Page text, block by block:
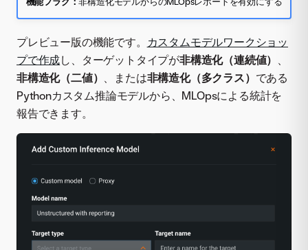
プレビュー版の機能です。
カスタムモデルワークショッ
プで作成し、ターゲットタイプが非構造化（連続値） 、
非構造化（二値） 、または非構造化（多クラス） である
Pythonカスタム推論モデルから、MLOpsによる統計を
報告できます。